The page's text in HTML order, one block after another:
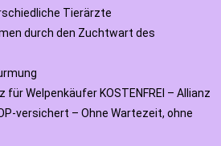
Tierärzte
durch den Zuchtwart des
Welpenkäufer KOSTENFREI – Allianz
versichert – Ohne Wartezeit, ohne